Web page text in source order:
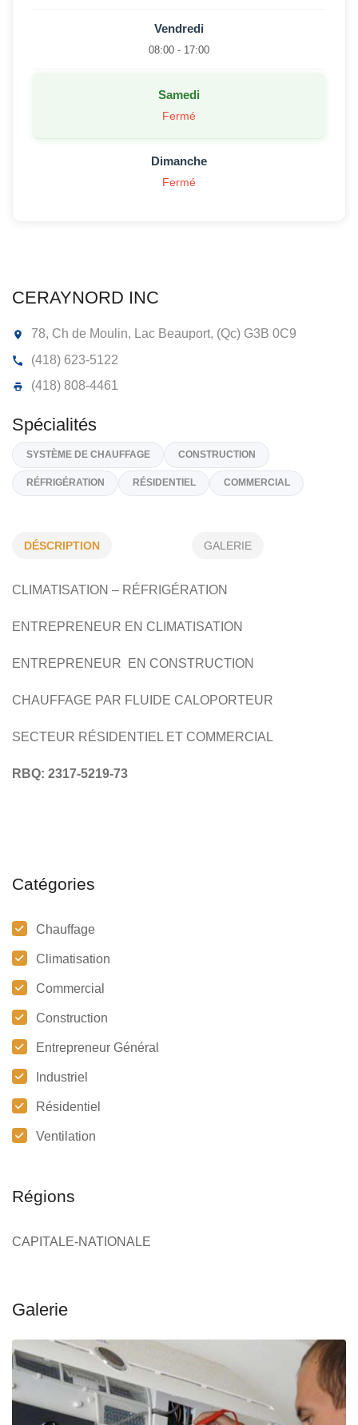
CERAYNORD INC
78, Ch de Moulin, Lac Beauport, (Qc)
G3B 0C9
(418) 623-5122
Spécialités
SYSTÈME DE CHAUFFAGE CONSTRUCTION
RÉFRIGÉRATION RÉSIDENTIEL
DÉSCRIPTION GALERIE
CLIMATISATION – RÉFRIGÉRATION
ENTREPRENEUR EN CLIMATISATION
ENTREPRENEUR EN CONSTRUCTION
CHAUFFAGE PAR FLUIDE CALOPORTEUR
SECTEUR RÉSIDENTIEL ET COMMERCIAL
RBQ: 2317-5219-73
Catégories
Chauffage
Climatisation
Commercial
Construction
Entrepreneur Général
Industriel
Résidentiel
Ventilation
Régions
CAPITALE-NATIONALE
Vendredi
08:00 - 17:00
Samedi
Fermé
Dimanche
Fermé